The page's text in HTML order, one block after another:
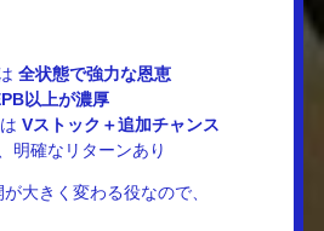
全状態で強力な恩恵
以上が濃厚
Vストック＋追加チャンス
明確なリターンあり
大きく変わる役なので、